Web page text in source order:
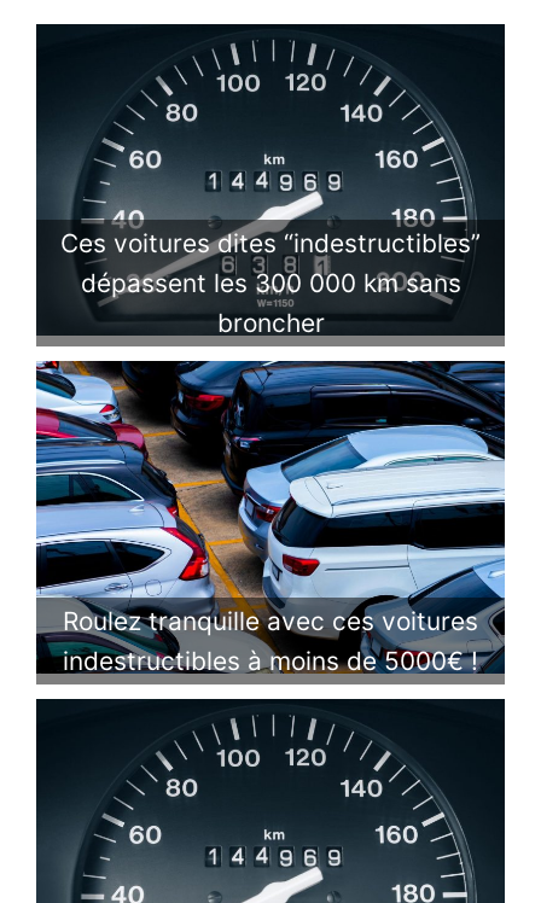
Ces voitures dites “indestructibles”
dépassent les 300 000 km sans
broncher
Roulez tranquille avec ces voitures
indestructibles à moins de 5000€ !